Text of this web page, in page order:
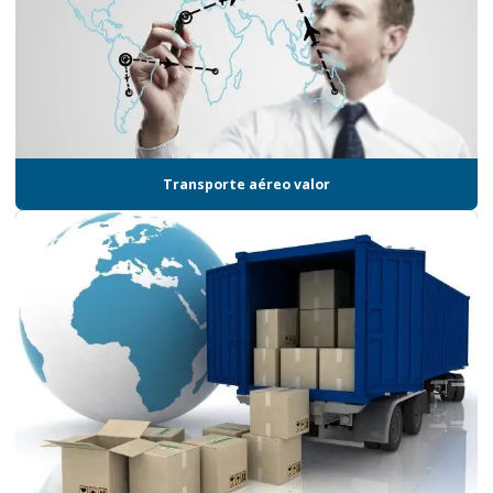
Empresa que faz gestão de estoque
Empresa serviço logístico
Empresa de terceirização logística
Empresa de transporte aéreo de cargas
Empresa de transporte rodoviário
Empresas de armazenagem e logística em sp
Empresas de logística
Empresas de logística e distribuição
Empresas de logística material promocional
Empresas de logística promocional
Empresas de logística promocional em sp
Transporte aéreo valor